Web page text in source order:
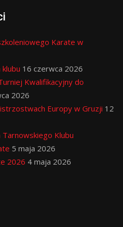
Karate w
16 czerwca 2026
Kwalifikacyjny do
2026
Europy w Gruzji 12
Tarnowskiego Klubu
5 maja 2026
2026 4 maja 2026